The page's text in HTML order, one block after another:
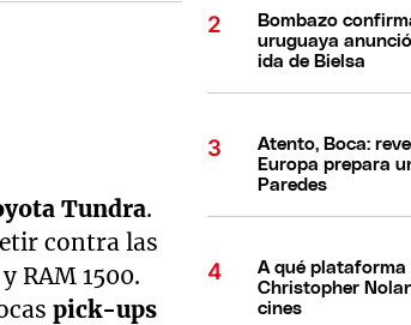
Tundra.
contra las
RAM 1500.
pick-ups
Bombazo
uruguaya
ida de Bielsa
Atento, Boca:
Europa prepara
Paredes
A qué plataforma
Christopher
cines